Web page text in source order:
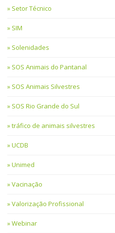
Setor Técnico
SIM
Solenidades
SOS Animais do Pantanal
SOS Animais Silvestres
SOS Rio Grande do Sul
tráfico de animais silvestres
UCDB
Unimed
Vacinação
Valorização Profissional
Webinar